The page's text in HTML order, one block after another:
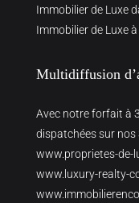
Immobilier de Luxe
Immobilier de Luxe
Multidiffusion
Avec notre forfait à
dispatchées sur nos
www.proprietes-de-
www.luxury-realty-